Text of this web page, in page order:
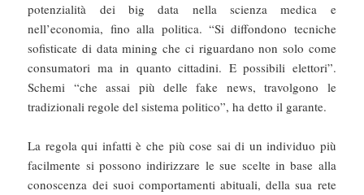
potenzialità dei big data nella scienza medica e
nell’economia, fino alla politica. “Si diffondono tecniche
sofisticate di data mining che ci riguardano non solo come
consumatori ma in quanto cittadini. E possibili elettori”.
Schemi “che assai più delle fake news, travolgono le
tradizionali regole del sistema politico”, ha detto il garante.
La regola qui infatti è che più cose sai di un individuo più
facilmente si possono indirizzare le sue scelte in base alla
conoscenza dei suoi comportamenti abituali, della sua rete